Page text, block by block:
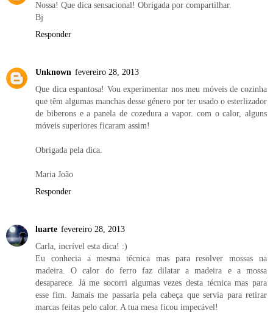
Nossa! Que dica sensacional! Obrigada por compartilhar.
Bj
Responder
Unknown fevereiro 28, 2013
Que dica espantosa! Vou experimentar nos meu móveis de cozinha
que têm algumas manchas desse género por ter usado o esterlizador
de biberons e a panela de cozedura a vapor. com o calor, alguns
móveis superiores ficaram assim!
Obrigada pela dica.
Maria João
Responder
luarte fevereiro 28, 2013
Carla, incrível esta dica! :)
Eu conhecia a mesma técnica mas para resolver mossas na
madeira. O calor do ferro faz dilatar a madeira e a mossa
desaparece. Já me socorri algumas vezes desta técnica mas para
esse fim. Jamais me passaria pela cabeça que servia para retirar
marcas feitas pelo calor. A tua mesa ficou impecável!